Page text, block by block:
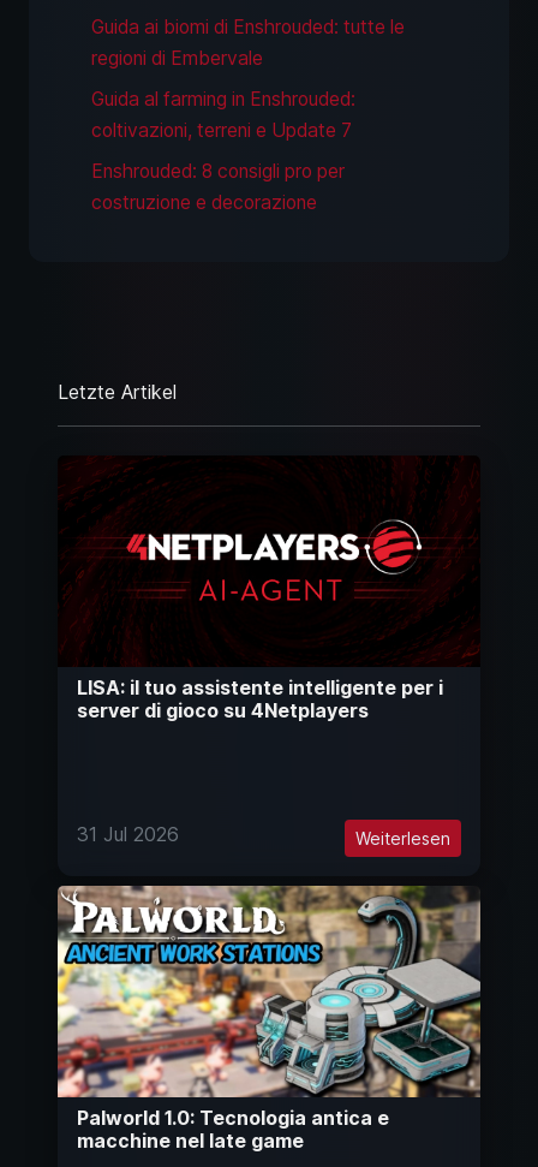
Guida ai biomi di Enshrouded: tutte le
regioni di Embervale
Guida al farming in Enshrouded:
coltivazioni, terreni e Update 7
Enshrouded: 8 consigli pro per
costruzione e decorazione
Letzte Artikel
LISA: il tuo assistente intelligente per i
server di gioco su 4Netplayers
31 Jul 2026 Weiterlesen
Palworld 1.0: Tecnologia antica e
macchine nel late game